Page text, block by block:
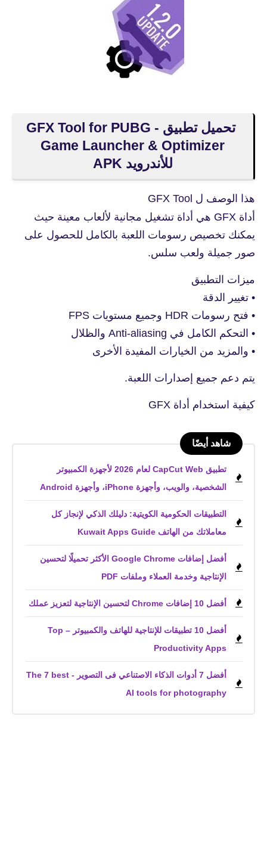
تحميل تطبيق GFX Tool for PUBG -
Game Launcher & Optimizer
للأندرويد APK
هذا الوصف ل GFX Tool
أداة GFX هي أداة تشغيل مجانية لألعاب معينة حيث
يمكنك تخصيص رسومات اللعبة بالكامل للحصول على
صور جميلة ولعب سلس.
ميزات التطبيق
• تغيير الدقة
• فتح رسومات HDR وجميع مستويات FPS
• التحكم الكامل في Anti-aliasing والظلال
• والمزيد من الخيارات المفيدة الأخرى
يتم دعم جميع إصدارات اللعبة.
كيفية استخدام أداة GFX
شاهد أيضًا
تطبيق CapCut Web لعام 2026 لأجهزة الكمبيوتر
الشخصية، والويب، وأجهزة iPhone، وأجهزة Android
التطبيقات الحكومية الكويتية: دليلك الذكي لإنجاز كل
معاملاتك من الهاتف Kuwait Apps Guide
أفضل إضافات Google Chrome الأكثر تحميلًا لتحسين
الإنتاجية وخدمة العملاء وملفات PDF
أفضل 10 إضافات Chrome لتحسين الإنتاجية لتعزيز عملك
أفضل 10 تطبيقات للإنتاجية للهاتف والكمبيوتر – Top
Productivity Apps
أفضل 7 أدوات الذكاء الاصتناعي فى التصوير - The 7 best
AI tools for photography